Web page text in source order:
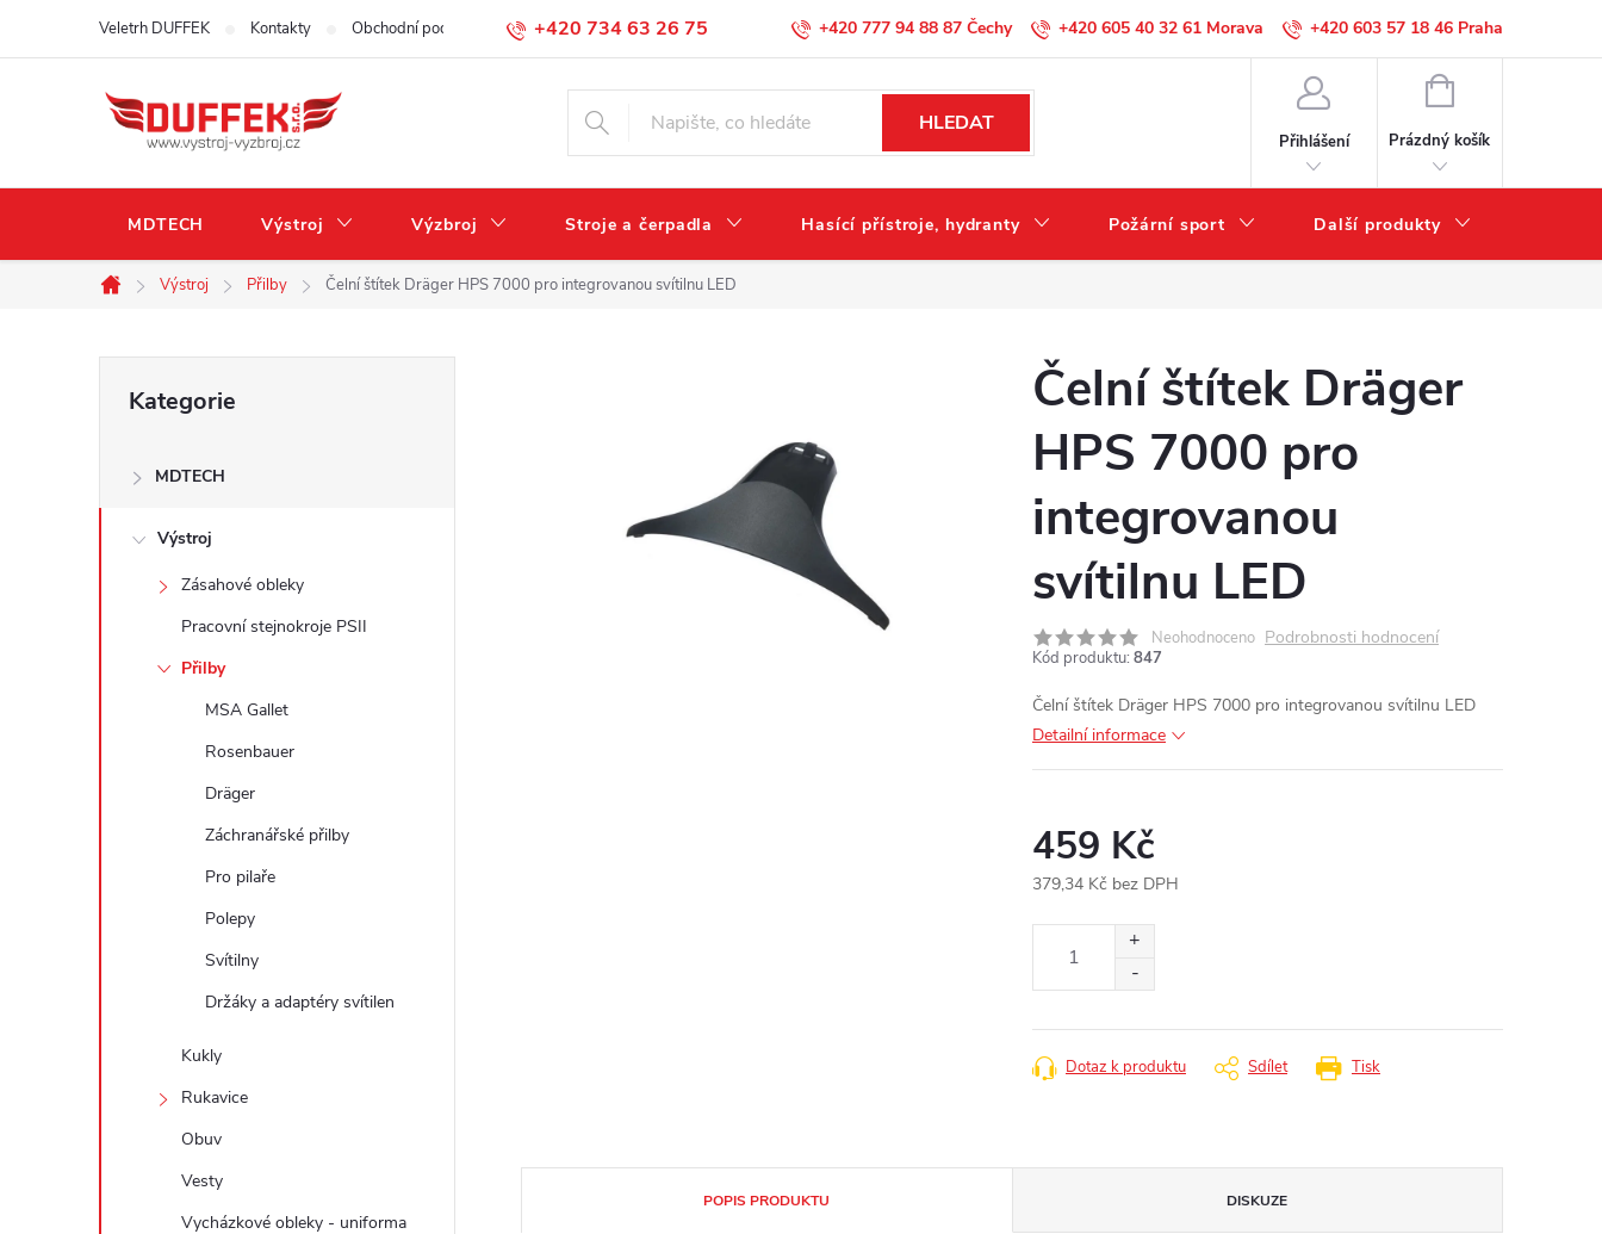
+420 734 63 26 75
Veletrh DUFFEK Kontakty Obchodní podmínky Podmínky ochrany osobních údajů +420 777 94 88 87 +420 605 40 32 61 +420 603 57 18 46
HLEDAT
Přihlášení
NÁKUPNÍ
Prázdný košík
MDTECH Výstroj Výzbroj Stroje a čerpadla Hasící přístroje, hydranty Požární sport Další produkty
Domů
Výstroj Přilby Čelní štítek Dräger HPS 7000 pro integrovanou svítilnu LED
s
kategorie
Kategorie
MDTECH
Výstroj
Zásahové obleky
Pracovní stejnokroje PSII
Přilby
MSA Gallet
Rosenbauer
Dräger
Záchranářské přilby
Pro pilaře
Polepy
Svítilny
Držáky a adaptéry svítilen
Kukly
Rukavice
Obuv
Vesty
Vycházkové obleky - uniforma
Čelní štítek Dräger
HPS 7000 pro
integrovanou
svítilnu LED
Neohodnoceno Podrobnosti hodnocení
Kód produktu: 847
Čelní štítek Dräger HPS 7000 pro integrovanou svítilnu LED
Detailní informace
459 Kč
379,34 Kč bez DPH
Tisk
Dotaz k produktu Sdílet
POPIS PRODUKTU DISKUZE